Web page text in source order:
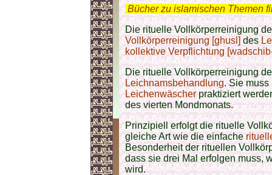
Bücher zu islamischen Themen
Die rituelle Vollkörperreinigung
Vollkörperreinigung [ghusl]des
kollektive Verpflichtung
Die rituelle Vollkörperreinigung
Leichnamsbehandlung. Sie
Leichenwäscherpraktiziert
des vierten Mondmonats.
Prinzipiell erfolgt die rituelle
gleiche Art wie die einfache
Besonderheit derrituellen
dass sie drei Mal erfolgen muss,
wird.